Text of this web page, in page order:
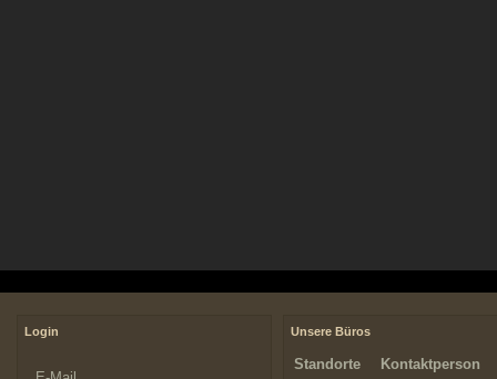
Login Unsere Büros
Standorte Kontaktperson